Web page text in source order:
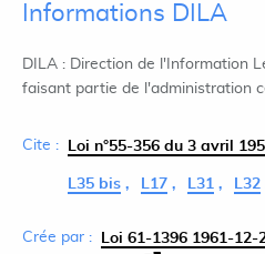
Informations DILA
DILA : Direction de l'Information
faisant partie de l'administration
Cite : Loi n°55-356 du 3 avril
L35 bis L17 L31 L32
Crée par :
Loi 61-1396 1961-12-